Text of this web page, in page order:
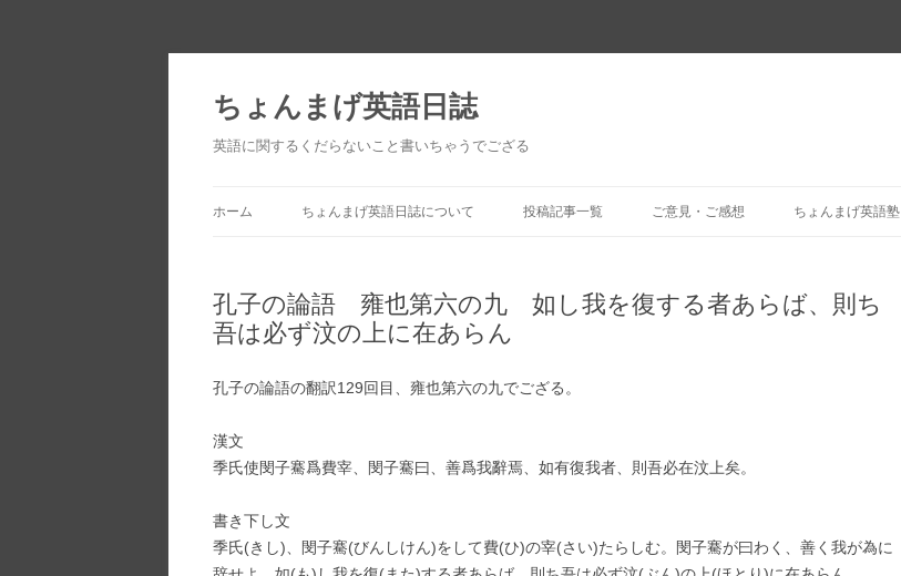
ちょんまげ英語日誌
英語に関するくだらないこと書いちゃうでござる
キ
ッ
ホーム ちょんまげ英語日誌について 投稿記事一覧 ご意見・ご感想 ちょんまげ英語塾
孔子の論語 雍也第六の九 如し我を復する者あらば、則ち
吾は必ず汶の上に在あらん
孔子の論語の翻訳129回目、雍也第六の九でござる。
漢文
季氏使閔子騫爲費宰、閔子騫曰、善爲我辭焉、如有復我者、則吾必在汶上矣。
書き下し文
季氏(きし)、閔子騫(びんしけん)をして費(ひ)の宰(さい)たらしむ。閔子騫が曰わく、善く我が為に